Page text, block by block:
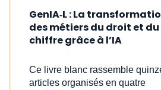
GenIA‑L : La
des métiers du droit et du
chiffre grâce à l’IA
Ce livre blanc rassemble
articles organisés en quatre